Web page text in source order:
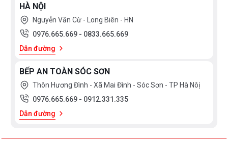
HÀ NỘI
Nguyễn Văn Cừ - Long Biên - HN
0976.665.669 - 0833.665.669
Dẫn đường
BẾP AN TOÀN SÓC SƠN
Thôn Hương Đình - Xã Mai Đình - Sóc Sơn - TP Hà Nôị
0976.665.669 - 0912.331.335
Dẫn đường